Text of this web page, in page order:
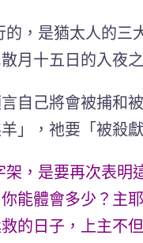
的，是猶太人的
月十五日的入夜
自己將會被捕和
」，祂要「被殺獻
，是要再次表
能體會多少？主
的日子，上主